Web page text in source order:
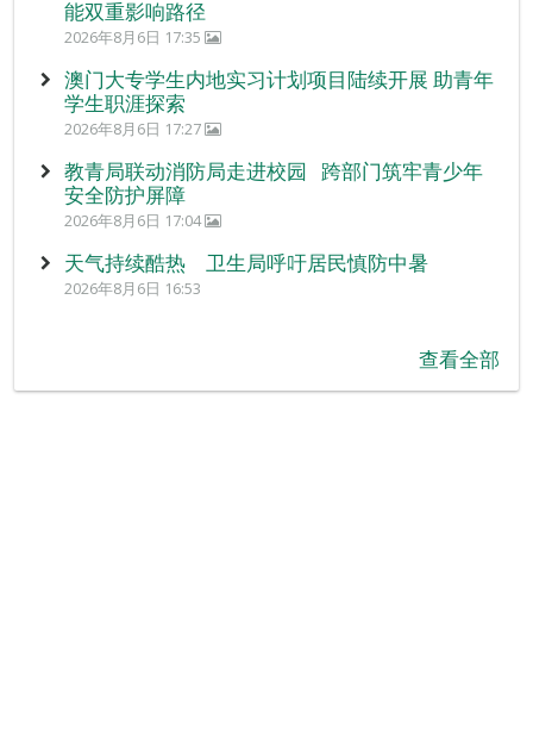
能双重影响路径
2026年8月6日 17:35
澳门大专学生内地实习计划项目陆续开展 助青年
学生职涯探索
2026年8月6日 17:27
教青局联动消防局走进校园 跨部门筑牢青少年
安全防护屏障
2026年8月6日 17:04
天气持续酷热 卫生局呼吁居民慎防中暑
2026年8月6日 16:53
查看全部